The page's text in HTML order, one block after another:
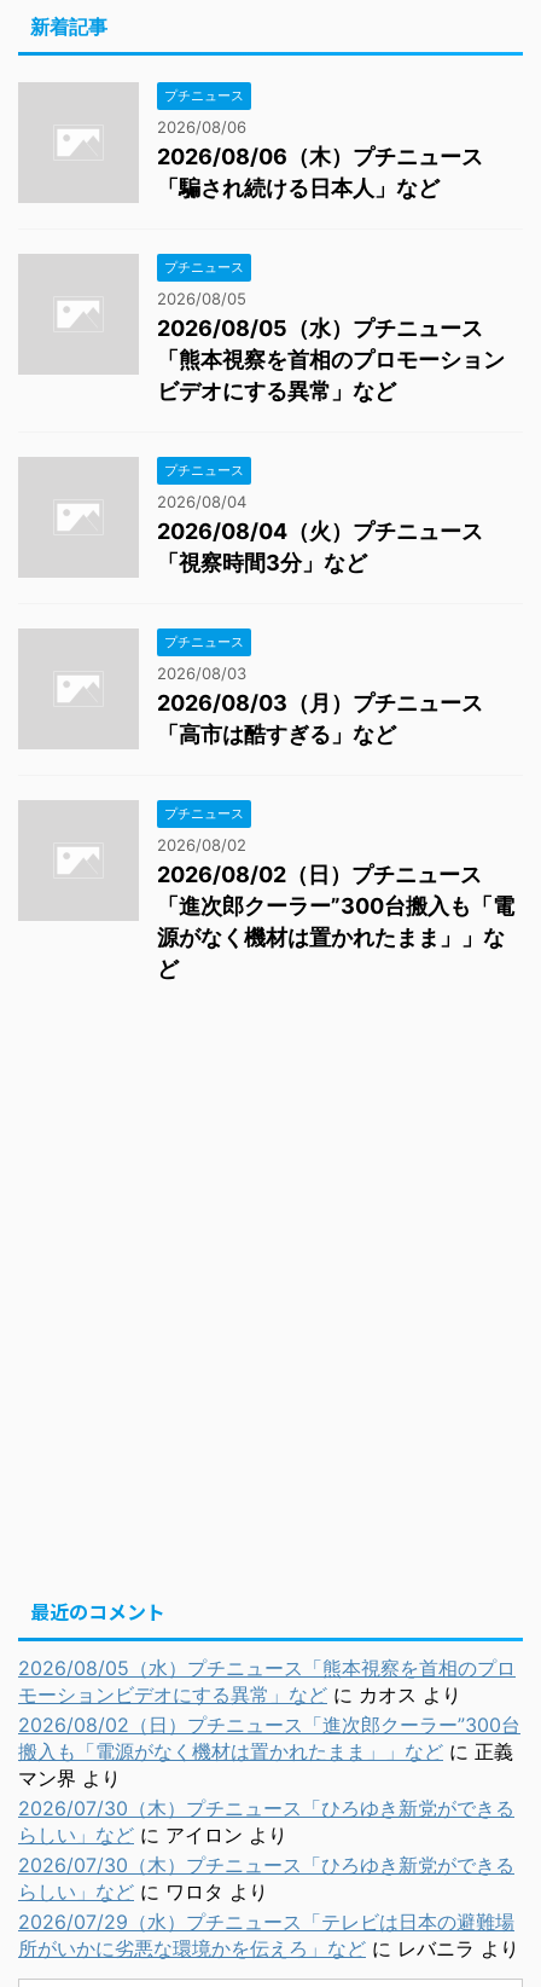
新着記事
プチニュース
2026/08/06
2026/08/06（木）プチニュース
「騙され続ける日本人」など
プチニュース
2026/08/05
2026/08/05（水）プチニュース
「熊本視察を首相のプロモーション
ビデオにする異常」など
プチニュース
2026/08/04
2026/08/04（火）プチニュース
「視察時間3分」など
プチニュース
2026/08/03
2026/08/03（月）プチニュース
「高市は酷すぎる」など
プチニュース
2026/08/02
2026/08/02（日）プチニュース
「進次郎クーラー”300台搬入も「電
源がなく機材は置かれたまま」」な
ど
最近のコメント
2026/08/05（水）プチニュース「熊本視察を首相のプロ
モーションビデオにする異常」など に カオス より
2026/08/02（日）プチニュース「進次郎クーラー”300台
搬入も「電源がなく機材は置かれたまま」」など に 正義
マン界 より
2026/07/30（木）プチニュース「ひろゆき新党ができる
らしい」など に アイロン より
2026/07/30（木）プチニュース「ひろゆき新党ができる
らしい」など に ワロタ より
2026/07/29（水）プチニュース「テレビは日本の避難場
所がいかに劣悪な環境かを伝えろ」など に レバニラ より